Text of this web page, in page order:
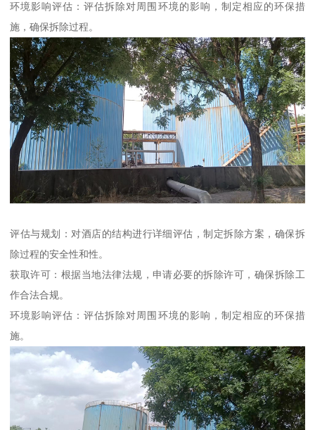
环境影响评估：评估拆除对周围环境的影响，制定相应的环保措
施，确保拆除过程。
评估与规划：对酒店的结构进行详细评估，制定拆除方案，确保拆
除过程的安全性和性。
获取许可：根据当地法律法规，申请必要的拆除许可，确保拆除工
作合法合规。
环境影响评估：评估拆除对周围环境的影响，制定相应的环保措
施。